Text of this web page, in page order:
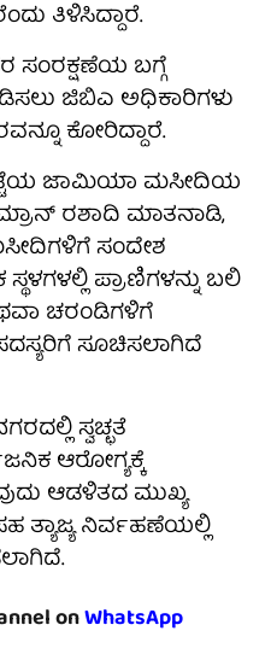
ತಿಳಿಸಿದ್ದಾರೆ.
ಸಂರಕ್ಷಣೆಯ ಬಗ್ಗೆ
ಜಿಬಿಎ ಅಧಿಕಾರಿಗಳು
ಕೋರಿದ್ದಾರೆ.
ಜಾಮಿಯಾ ಮಸೀದಿಯ
ರಶಾದಿ ಮಾತನಾಡಿ,
ಸಂದೇಶ
ಪ್ರಾಣಿಗಳನ್ನು ಬಲಿ
ಚರಂಡಿಗಳಿಗೆ
ಸೂಚಿಸಲಾಗಿದೆ
ಸ್ವಚ್ಛತೆ
ಆರೋಗ್ಯಕ್ಕೆ
ಆಡಳಿತದ ಮುಖ್ಯ
ತ್ಯಾಜ್ಯ ನಿರ್ವಹಣೆಯಲ್ಲಿ
onWhatsApp